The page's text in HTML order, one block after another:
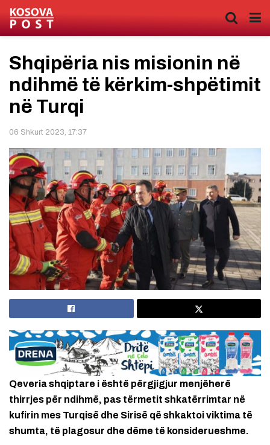
Shqipëria nis misionin në
ndihmë të kërkim-shpëtimit
në Turqi
06 Shkurt 2023, 17:37
Qeveria shqiptare i është përgjigjur menjëherë
thirrjes për ndihmë, pas tërmetit shkatërrimtar në
kufirin mes Turqisë dhe Sirisë që shkaktoi viktima të
shumta, të plagosur dhe dëme të konsiderueshme.